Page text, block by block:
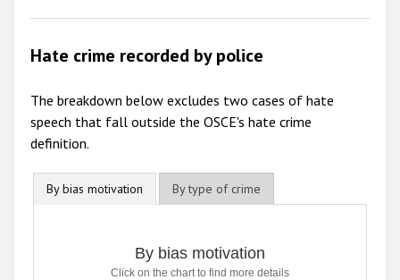
Hate crime recorded by police
The breakdown below excludes two cases of hate
speech that fall outside the OSCE's hate crime
definition.
By bias motivation By type of crime
By bias motivation
Click on the chart to find more details